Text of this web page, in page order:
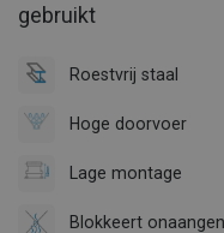
gebruikt
Roestvrij staal
Hoge doorvoer
Lage montage
Blokkeert